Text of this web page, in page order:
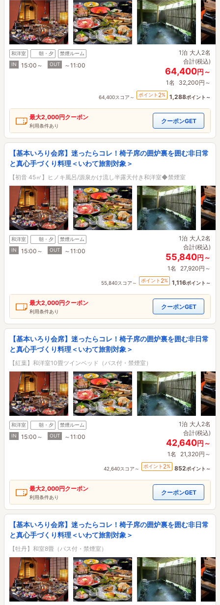
和洋室 朝・夕
禁煙ルーム
IN
15:00～ OUT ～11:00
1泊 大人2名
合計(税込)
64,400円～
1名 32,200円～
64,400スコア～ ポイント 2% 1,288ポイント～
最大2,000円クーポン
利用条件あり
クーポンGET
【基本いろり会席】迷ったらコレ！椅子席の囲炉裏を囲む非日常
と真心手づくり料理＜いわて旅割対象＞
【初音 45㎡】ヒノキ風呂/源泉かけ流し半露天付き和洋室◆禁煙室
和洋室 朝・夕
禁煙ルーム
IN
15:00～ OUT ～11:00
1泊 大人2名
合計(税込)
55,840円～
1名 27,920円～
55,840スコア～ ポイント 2% 1,116ポイント～
最大2,000円クーポン
利用条件あり
クーポンGET
【基本いろり会席】迷ったらコレ！椅子席の囲炉裏を囲む非日常
と真心手づくり料理＜いわて旅割対象＞
【紅葉】和洋室10畳ツインベッド（バス付・禁煙室）
和洋室 朝・夕
禁煙ルーム
IN
15:00～ OUT ～11:00
1泊 大人2名
合計(税込)
42,640円～
1名 21,320円～
42,640スコア～ ポイント 2% 852ポイント～
最大2,000円クーポン
利用条件あり
クーポンGET
【基本いろり会席】迷ったらコレ！椅子席の囲炉裏を囲む非日常
と真心手づくり料理＜いわて旅割対象＞
【牡丹】和室8畳（バス付・禁煙室）